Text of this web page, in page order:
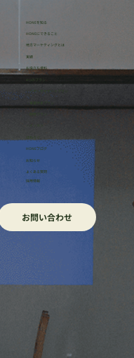
スタートアップ
価軸と配点を軸に
HONEを知る
HONEにできること
地方マーケティングとは
実績
お役立ち資料
・リサーチサポートプラン
・事業伴走プラン
ほねろぐ
HONEブログ
​お知らせ
よくある質問
採用情報
お問い合わせ